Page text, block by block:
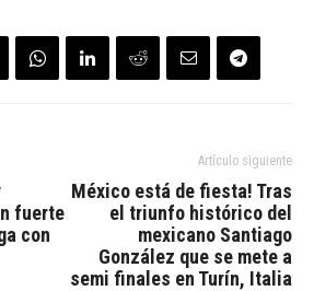
fuerte
con
Artículo siguiente
México está de fiesta! Tras
el triunfo histórico del
mexicano Santiago
González que se mete a
semi finales en Turín, Italia